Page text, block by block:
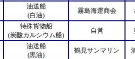
油送船
(白油)
霧島海運商会
特殊貨物船
(炭酸カルシウム船)
自営
油送船
(黒油)
鶴見サンマリン